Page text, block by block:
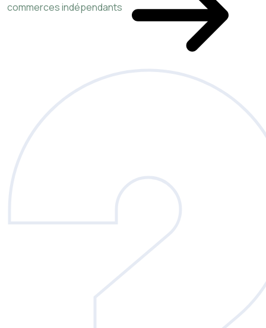
commerces indépendants